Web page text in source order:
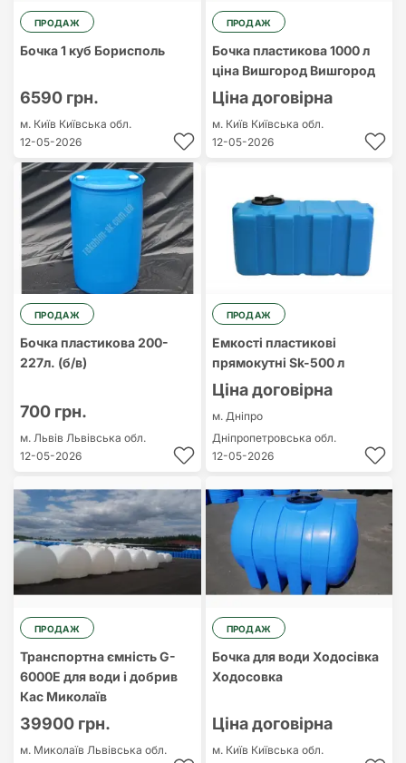
ПРОДАЖ
Бочка 1 куб Борисполь
6590 грн.
м. Київ Київська обл.
12-05-2026
ПРОДАЖ
Бочка пластикова 1000 л
ціна Вишгород Вишгород
Ціна договірна
м. Київ Київська обл.
12-05-2026
ПРОДАЖ
Бочка пластикова 200-
227л. (б/в)
700 грн.
м. Львів Львівська обл.
12-05-2026
ПРОДАЖ
Емкості пластикові
прямокутні Sk-500 л
Ціна договірна
м. Дніпро
Дніпропетровська обл.
12-05-2026
ПРОДАЖ
Транспортна ємність G-
6000E для води і добрив
Кас Миколаїв
39900 грн.
м. Миколаїв Львівська обл.
ПРОДАЖ
Бочка для води Ходосівка
Ходосовка
Ціна договірна
м. Київ Київська обл.